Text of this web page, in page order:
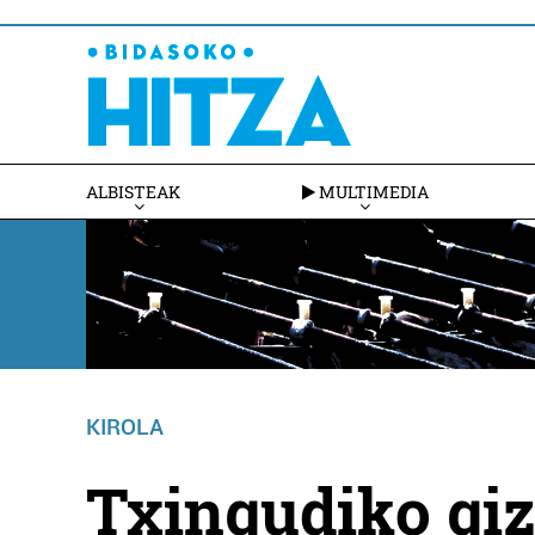
ALBISTEAK MULTIMEDIA
KIROLA
Txingudiko